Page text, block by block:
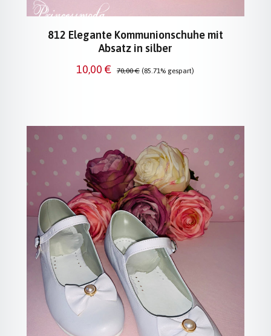
812 Elegante Kommunionschuhe mit
Absatz in silber
Verkaufspreis:
10,00 € Regulärer Preis:
70,00 € (85.71% gespart)